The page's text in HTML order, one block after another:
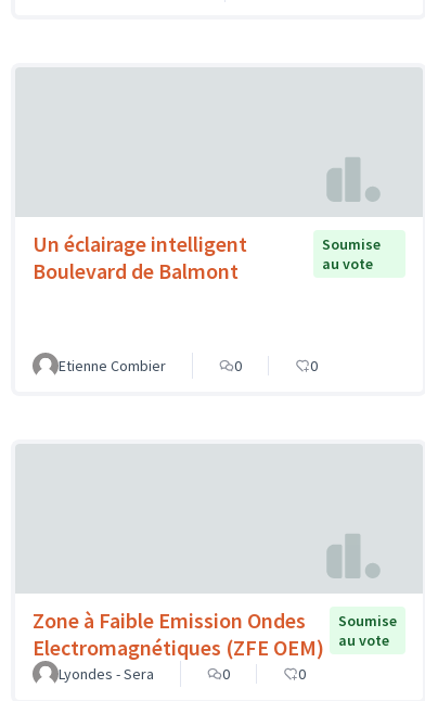
Un éclairage intelligent
Boulevard de Balmont
Soumise
au vote
Etienne Combier 0 0
Zone à Faible Emission Ondes
Electromagnétiques (ZFE OEM)
Soumise
au vote
Lyondes - Sera
0 0